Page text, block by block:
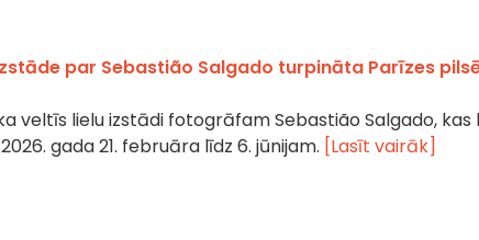
par Sebastião Salgado turpināta Parīzes
veltīs lielu izstādi fotogrāfam Sebastião Salgado, kas
gada 21. februāra līdz 6. jūnijam. [Lasīt vairāk]